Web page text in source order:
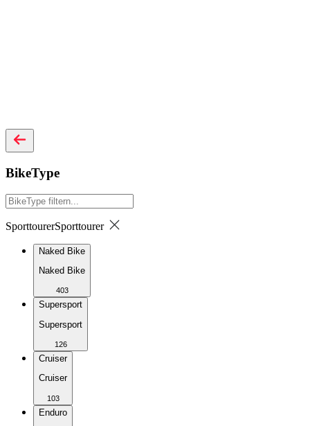
BikeType
SporttourerSporttourer
Naked Bike
Naked Bike
403
Supersport
Supersport
126
Cruiser
Cruiser
103
Enduro